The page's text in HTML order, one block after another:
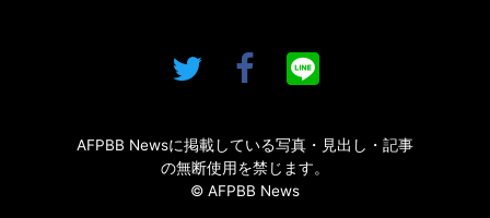
AFPBB Newsに掲載している写真・見出し・記事
の無断使用を禁じます。
© AFPBB News